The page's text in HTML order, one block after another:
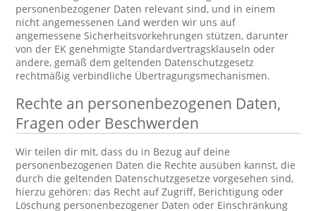
personenbezogener Daten relevant sind, und in einem
nicht angemessenen Land werden wir uns auf
angemessene Sicherheitsvorkehrungen stützen, darunter
von der EK genehmigte Standardvertragsklauseln oder
andere, gemäß dem geltenden Datenschutzgesetz
rechtmäßig verbindliche Übertragungsmechanismen.
Rechte an personenbezogenen Daten,
Fragen oder Beschwerden
Wir teilen dir mit, dass du in Bezug auf deine
personenbezogenen Daten die Rechte ausüben kannst, die
durch die geltenden Datenschutzgesetze vorgesehen sind,
hierzu gehören: das Recht auf Zugriff, Berichtigung oder
Löschung personenbezogener Daten oder Einschränkung